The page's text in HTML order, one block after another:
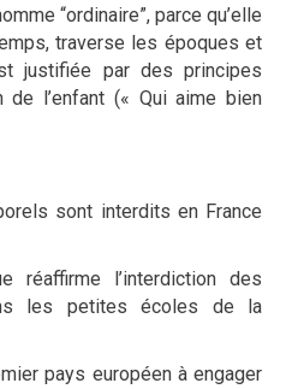
“ordinaire”, parce qu’elle
traverse les époques et
justifiée par des principes
l’enfant (« Qui aime bien
sont interdits en France
réaffirme l’interdiction des
les petites écoles de la
pays européen à engager